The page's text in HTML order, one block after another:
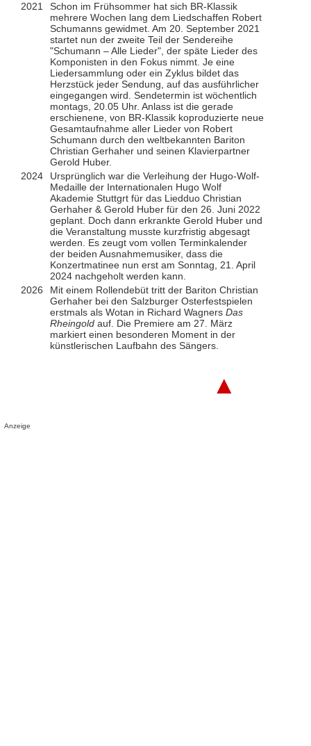
2021
Schon im Frühsommer hat sich BR-Klassik
mehrere Wochen lang dem Liedschaffen Robert
Schumanns gewidmet. Am 20. September 2021
startet nun der zweite Teil der Sendereihe
"Schumann – Alle Lieder", der späte Lieder des
Komponisten in den Fokus nimmt. Je eine
Liedersammlung oder ein Zyklus bildet das
Herzstück jeder Sendung, auf das ausführlicher
eingegangen wird. Sendetermin ist wöchentlich
montags, 20.05 Uhr. Anlass ist die gerade
erschienene, von BR-Klassik koproduzierte neue
Gesamtaufnahme aller Lieder von Robert
Schumann durch den weltbekannten Bariton
Christian Gerhaher und seinen Klavierpartner
Gerold Huber.
2024
Ursprünglich war die Verleihung der Hugo-Wolf-
Medaille der Internationalen Hugo Wolf
Akademie Stuttgrt für das Liedduo Christian
Gerhaher & Gerold Huber für den 26. Juni 2022
geplant. Doch dann erkrankte Gerold Huber und
die Veranstaltung musste kurzfristig abgesagt
werden. Es zeugt vom vollen Terminkalender
der beiden Ausnahmemusiker, dass die
Konzertmatinee nun erst am Sonntag, 21. April
2024 nachgeholt werden kann.
2026
Mit einem Rollendebüt tritt der Bariton Christian
Gerhaher bei den Salzburger Osterfestspielen
erstmals als Wotan in Richard Wagners Das
Rheingoldauf. Die Premiere am 27. März
markiert einen besonderen Moment in der
künstlerischen Laufbahn des Sängers.
▲
Anzeige